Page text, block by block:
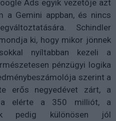
Ads egyik vezetője azt
a Gemini appban, és nincs
Schindler
ki, hogy mikor jönnek
nyíltabban kezeli a
pénzügyi logika
szerint a
erős negyedévet zárt, a
elérte a 350 milliót, a
pedig különösen jól